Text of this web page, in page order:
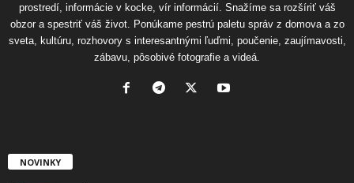
prostredí, informácie v kocke, vír informácií. Snažíme sa rozšíriť váš
obzor a spestriť váš život. Ponúkame pestrú paletu správ z domova a zo
sveta, kultúru, rozhovory s interesantnými ľuďmi, poučenie, zaujímavosti,
zábavu, pôsobivé fotografie a videá.
NOVINKY